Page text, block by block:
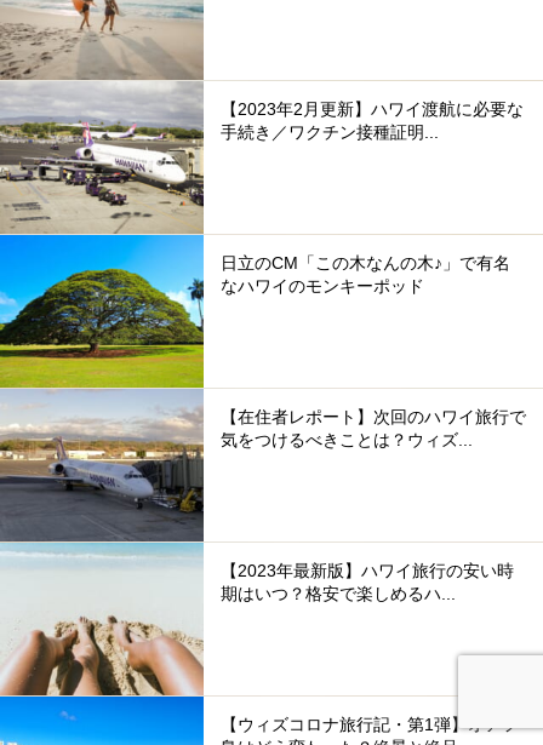
【2023年2月更新】ハワイ渡航に必要な
手続き／ワクチン接種証明...
日立のCM「この木なんの木♪」で有名
なハワイのモンキーポッド
【在住者レポート】次回のハワイ旅行で
気をつけるべきことは？ウィズ...
【2023年最新版】ハワイ旅行の安い時
期はいつ？格安で楽しめるハ...
【ウィズコロナ旅行記・第1弾】オアフ